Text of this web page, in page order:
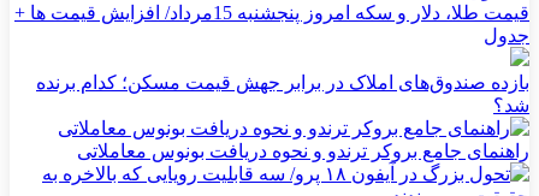
قیمت طلا، دلار و سکه امروز پنجشنبه 15مرداد/ افزایش قیمت ها +
جدول
بازده صندوق‌های املاک در برابر جهش قیمت مسکن؛ کدام برنده
شد؟
راهنمای جامع بروکر ترندو و نحوه دریافت بونوس معاملاتی